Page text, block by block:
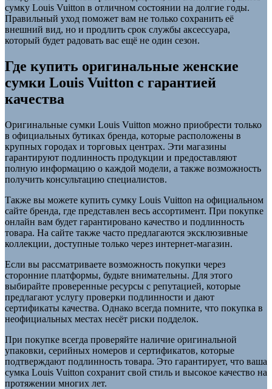
сумку Louis Vuitton в отличном состоянии на долгие годы.
Правильный уход поможет вам не только сохранить её
внешний вид, но и продлить срок службы аксессуара,
который будет радовать вас ещё не один сезон.
Где купить оригинальные женские
сумки Louis Vuitton с гарантией
качества
Оригинальные сумки Louis Vuitton можно приобрести только
в официальных бутиках бренда, которые расположены в
крупных городах и торговых центрах. Эти магазины
гарантируют подлинность продукции и предоставляют
полную информацию о каждой модели, а также возможность
получить консультацию специалистов.
Также вы можете купить сумку Louis Vuitton на официальном
сайте бренда, где представлен весь ассортимент. При покупке
онлайн вам будет гарантировано качество и подлинность
товара. На сайте также часто предлагаются эксклюзивные
коллекции, доступные только через интернет-магазин.
Если вы рассматриваете возможность покупки через
сторонние платформы, будьте внимательны. Для этого
выбирайте проверенные ресурсы с репутацией, которые
предлагают услугу проверки подлинности и дают
сертификаты качества. Однако всегда помните, что покупка в
неофициальных местах несёт риски подделок.
При покупке всегда проверяйте наличие оригинальной
упаковки, серийных номеров и сертификатов, которые
подтверждают подлинность товара. Это гарантирует, что ваша
сумка Louis Vuitton сохранит свой стиль и высокое качество на
протяжении многих лет.